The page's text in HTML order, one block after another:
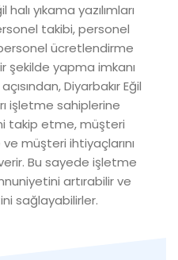
halı yıkama yazılımları
takibi, personel
ücretlendirme
şekilde yapma imkanı
Diyarbakır Eğil
işletme sahiplerine
takip etme, müşteri
müşteri ihtiyaçlarını
Bu sayede işletme
artırabilir ve
sağlayabilirler.